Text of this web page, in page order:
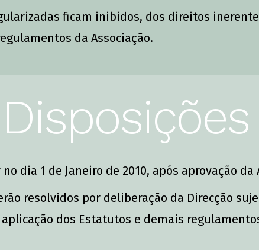
ficam inibidos, dos direitos
da Associação.
dia 1 de Janeiro de 2010, após aprovação da
resolvidos por deliberação da Direcção
dos Estatutos e demais